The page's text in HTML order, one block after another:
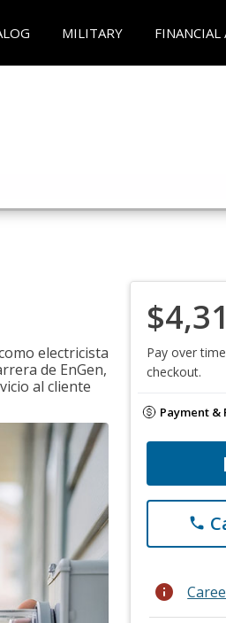
MILITARY FINANCIAL
electricista
de EnGen,
al cliente
Pay over
checkout.
Payment &
phone
info